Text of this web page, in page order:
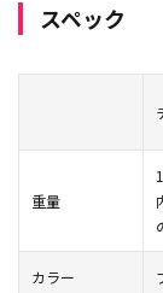
スペック
重量
カラー